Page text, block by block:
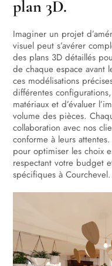
plan 3D.
Imaginer un projet
visuel peut s’avérer
des plans 3D détaillés
de chaque espace avant
ces modélisations
différentes
matériaux et d’évaluer
volume des pièces.
collaboration avec nos
conforme à leurs
pour optimiser les choix
respectant votre budget
spécifiques à Courchevel.